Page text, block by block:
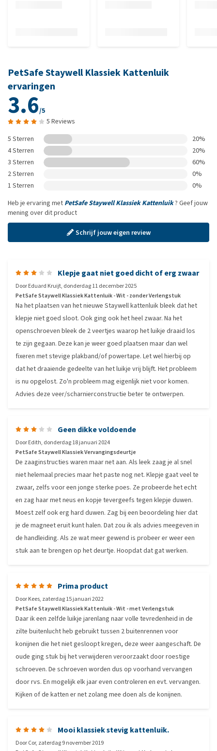
PetSafe Staywell Klassiek Kattenluik
ervaringen
3.6/5
5 Reviews
5 Sterren
20%
4 Sterren
20%
3 Sterren
60%
2 Sterren
0%
1 Sterren
0%
Heb je ervaring met PetSafe Staywell Klassiek Kattenluik? Geef jouw
mening over dit product
Schrijf jouw eigen review
Klepje gaat niet goed dicht of erg zwaar
DoorEduard Kruijt, donderdag 11 december 2025
PetSafe Staywell Klassiek Kattenluik - Wit - zonder Verlengstuk
Na het plaatsen van het nieuwe Staywell kattenluik bleek dat het
klepje niet goed sloot. Ook ging ook het heel zwaar. Na het
openschroeven bleek de 2 veertjes waarop het luikje draaid los
te zijn gegaan. Deze kan je weer goed plaatsen maar dan wel
fixeren met stevige plakband/of powertape. Let wel hierbij op
dat het draaiende gedeelte van het luikje vrij blijft. Het probleem
is nu opgelost. Zo'n probleem mag eigenlijk niet voor komen.
Advies deze veer/scharnierconstructie beter te ontwerpen.
Geen dikke voldoende
DoorEdith, donderdag 18 januari 2024
PetSafe Staywell Klassiek Vervangingsdeurtje
De zaaginstructies waren maar net aan. Als leek zaag je al snel
niet helemaal precies maar het paste nog net. Klepje gaat veel te
zwaar, zelfs voor een jonge sterke poes. Ze probeerde het echt
en zag haar met neus en kopje tevergeefs tegen klepje duwen.
Moest zelf ook erg hard duwen. Zag bij een beoordeling hier dat
je de magneet eruit kunt halen. Dat zou ik als advies meegeven in
de handleiding. Als ze wat meer gewend is probeer er weer een
stuk aan te brengen op het deurtje. Hoopdat dat gat werken.
Prima product
DoorKees, zaterdag 15 januari 2022
PetSafe Staywell Klassiek Kattenluik - Wit - met Verlengstuk
Daar ik een zelfde luikje jarenlang naar volle tevredenheid in de
zilte buitenlucht heb gebruikt tussen 2 buitenrennen voor
konijnen die het niet gesloopt kregen, deze weer aangeschaft. De
oude ging stuk bij het verwijderen veroorzaakt door roestige
schroeven. De schroeven worden dus op voorhand vervangen
door rvs. En mogelijk elk jaar even controleren en evt. vervangen.
Kijken of de katten er net zolang mee doen als de konijnen.
Mooi klassiek stevig kattenluik.
DoorCor, zaterdag 9 november 2019